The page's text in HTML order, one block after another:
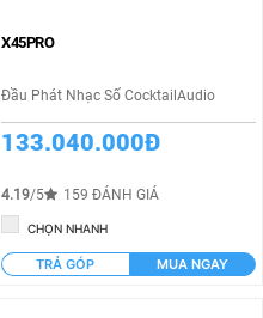
X45PRO
Đầu Phát Nhạc Số CocktailAudio
133.040.000Đ
4.19/5 159 ĐÁNH GIÁ
CHỌN NHANH
TRẢ GÓP MUA NGAY